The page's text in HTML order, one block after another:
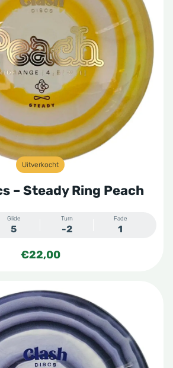
Uitverkocht
– Steady Ring Peach
Glide
5
Turn
-2
Fade
1
€22,00